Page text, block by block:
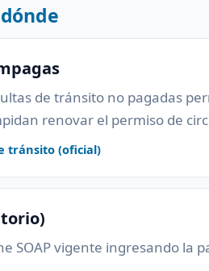
de tránsito no pagadas
renovar el permiso de
tránsito (oficial)
SOAP vigente ingresando la